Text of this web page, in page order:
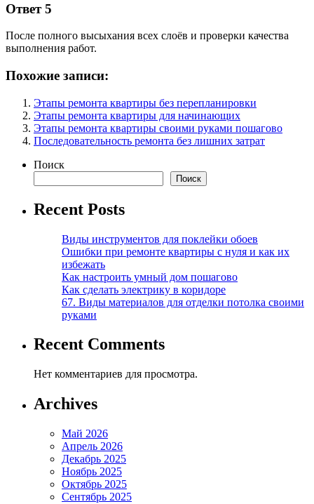
Ответ 5
После полного высыхания всех слоёв и проверки качества
выполнения работ.
Похожие записи:
Этапы ремонта квартиры без перепланировки
Этапы ремонта квартиры для начинающих
Этапы ремонта квартиры своими руками пошагово
Последовательность ремонта без лишних затрат
Поиск
Поиск
Recent Posts
Виды инструментов для поклейки обоев
Ошибки при ремонте квартиры с нуля и как их
избежать
Как настроить умный дом пошагово
Как сделать электрику в коридоре
67. Виды материалов для отделки потолка своими
руками
Recent Comments
Нет комментариев для просмотра.
Archives
Май 2026
Апрель 2026
Декабрь 2025
Ноябрь 2025
Октябрь 2025
Сентябрь 2025